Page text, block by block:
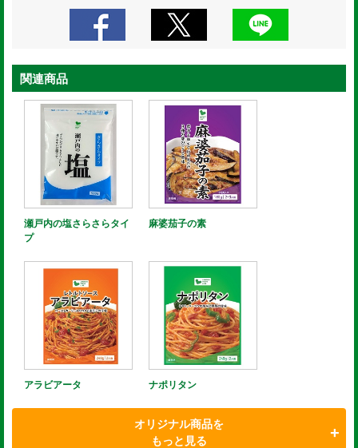
関連商品
瀬戸内の塩さらさらタイ
プ
麻婆茄子の素
アラビアータ ナポリタン
オリジナル商品を
もっと見る